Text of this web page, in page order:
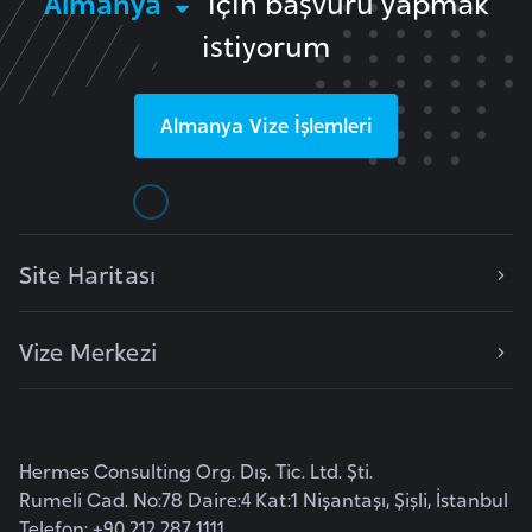
istiyorum
Almanya Vize İşlemleri
Site Haritası
Vize Merkezi
Hermes Consulting Org. Dış. Tic. Ltd. Şti.
Rumeli Cad. No:78 Daire:4 Kat:1 Nişantaşı, Şişli, İstanbul
F
a
s
e
m
h